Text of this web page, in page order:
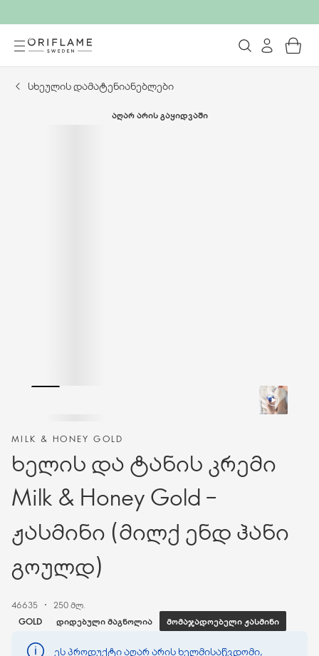
სხეულის დამატენიანებლები
ᲐᲦᲐᲠ ᲐᲠᲘᲡ ᲒᲐᲧᲘᲓᲕᲐᲨᲘ
MILK & HONEY GOLD
ხელის და ტანის კრემი
Milk & Honey Gold –
ჟასმინი (მილქ ენდ ჰანი
გოულდ)
46635
250 მლ.
GOLD
ᲓᲘᲓᲔᲑᲣᲚᲘ ᲛᲐᲒᲜᲝᲚᲘᲐ ᲛᲝᲛᲐᲯᲐᲓᲝᲔᲑᲔᲚᲘ ᲟᲐᲡᲛᲘᲜᲘ
ეს პროდუქტი აღარ არის ხელმისაწვდომი,